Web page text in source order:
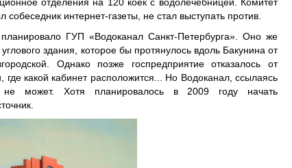
собеседник интернет-газеты, не стал выступать против.
планировало ГУП «Водоканал Санкт-Петербурга». Оно же
здания, которое бы протянулось вдоль Бакунина от
Однако позже госпредприятие отказалось от
какой кабинет расположится... Но Водоканал, ссылаясь
может. Хотя планировалось в 2009 году начать